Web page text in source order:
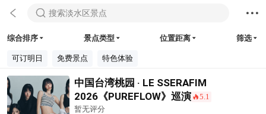
  搜索淡水区景点 
综合排序  景点类型  位置距离  筛选
可订明日 免费景点 特色体验
中国台湾桃园 · LE SSERAFIM
2026《PUREFLOW》巡演 󰺂5.1
暂无评分